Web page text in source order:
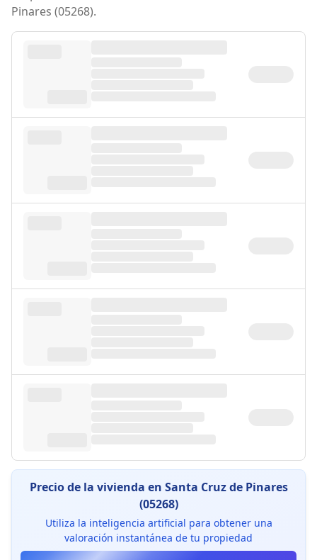
Pinares (05268).
Precio de la vivienda en Santa Cruz de Pinares
(05268)
Utiliza la inteligencia artificial para obtener una
valoración instantánea de tu propiedad